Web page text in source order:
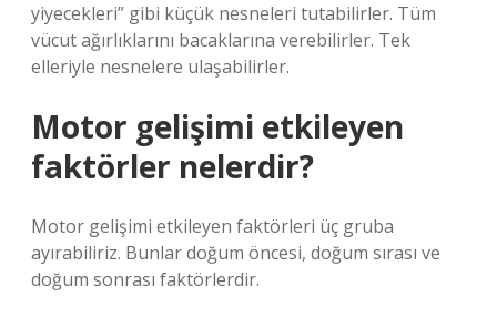
yiyecekleri” gibi küçük nesneleri tutabilirler. Tüm
vücut ağırlıklarını bacaklarına verebilirler. Tek
elleriyle nesnelere ulaşabilirler.
Motor gelişimi etkileyen
faktörler nelerdir?
Motor gelişimi etkileyen faktörleri üç gruba
ayırabiliriz. Bunlar doğum öncesi, doğum sırası ve
doğum sonrası faktörlerdir.